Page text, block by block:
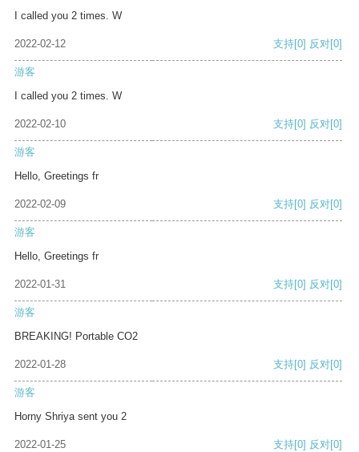
I called you 2 times. W
2022-02-12 支持[0] 反对[0]
游客
I called you 2 times. W
2022-02-10 支持[0] 反对[0]
游客
Hello, Greetings fr
2022-02-09 支持[0] 反对[0]
游客
Hello, Greetings fr
2022-01-31 支持[0] 反对[0]
游客
BREAKING! Portable CO2
2022-01-28 支持[0] 反对[0]
游客
Horny Shriya sent you 2
2022-01-25 支持[0] 反对[0]